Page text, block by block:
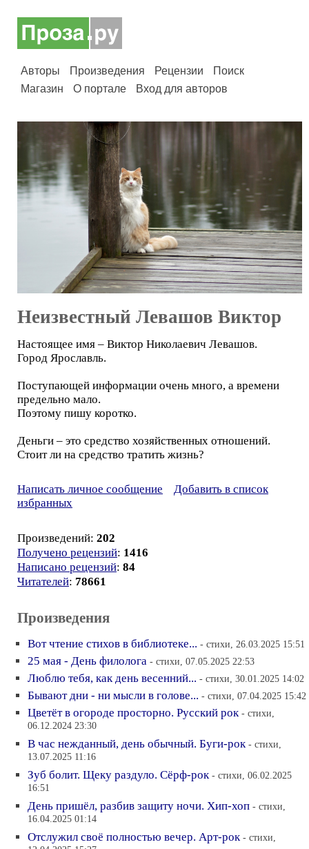
Авторы Произведения Рецензии
Поиск
Магазин
О портале Вход для авторов
Неизвестный Левашов Виктор
Настоящее имя – Виктор Николаевич Левашов.
Город Ярославль.
Поступающей информации очень много, а времени
предельно мало.
Поэтому пишу коротко.
Деньги – это средство хозяйственных отношений.
Стоит ли на средство тратить жизнь?
Написать личное сообщение
Добавить в список
избранных
Произведений: 202
Получено рецензий: 1416
Написано рецензий: 84
Читателей: 78661
Произведения
Вот чтение стихов в библиотеке... - стихи, 26.03.2025 15:51
25 мая - День филолога - стихи, 07.05.2025 22:53
Люблю тебя, как день весенний... - стихи, 30.01.2025 14:02
Бывают дни - ни мысли в голове... - стихи, 07.04.2025 15:42
Цветёт в огороде просторно. Русский рок - стихи,
06.12.2024 23:30
В час нежданный, день обычный. Буги-рок - стихи,
13.07.2025 11:16
Зуб болит. Щеку раздуло. Сёрф-рок - стихи, 06.02.2025
16:51
День пришёл, разбив защиту ночи. Хип-хоп - стихи,
16.04.2025 01:14
Отслужил своё полностью вечер. Арт-рок - стихи,